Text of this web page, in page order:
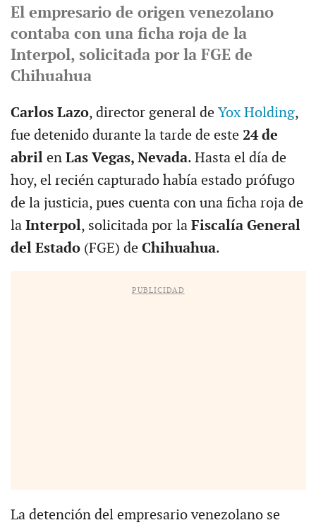
El empresario de origen venezolano
contaba con una ficha roja de la
Interpol, solicitada por la FGE de
Chihuahua
Carlos Lazo, director general de Yox Holding,
fue detenido durante la tarde de este 24 de
abril en Las Vegas, Nevada. Hasta el día de
hoy, el recién capturado había estado prófugo
de la justicia, pues cuenta con una ficha roja de
la Interpol, solicitada por la Fiscalía General
del Estado (FGE) de Chihuahua.
PUBLICIDAD
La detención del empresario venezolano se